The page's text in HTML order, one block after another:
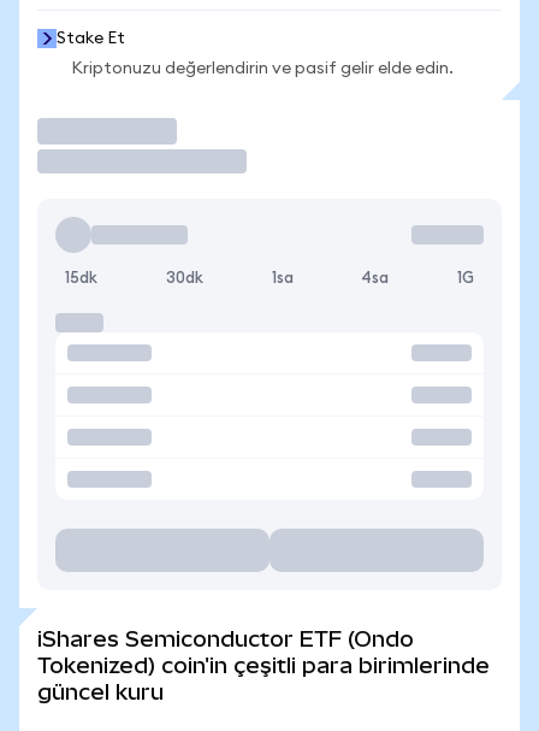
Stake Et
Kriptonuzu değerlendirin ve pasif gelir elde edin.
15dk 30dk 1sa 4sa 1G
iShares Semiconductor ETF (Ondo
Tokenized) coin'in çeşitli para birimlerinde
güncel kuru